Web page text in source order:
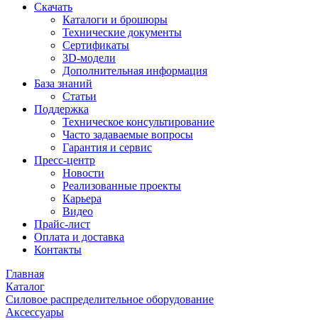
Скачать
Каталоги и брошюры
Технические документы
Сертификаты
3D-модели
Дополнительная информация
База знаний
Статьи
Поддержка
Техническое консультирование
Часто задаваемые вопросы
Гарантия и сервис
Пресс-центр
Новости
Реализованные проекты
Карьера
Видео
Прайс-лист
Оплата и доставка
Контакты
Главная
Каталог
Силовое распределительное оборудование
Аксессуары